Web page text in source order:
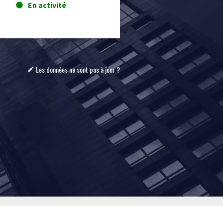
lens En activité
mode_edit Les données ne sont pas à jour ?